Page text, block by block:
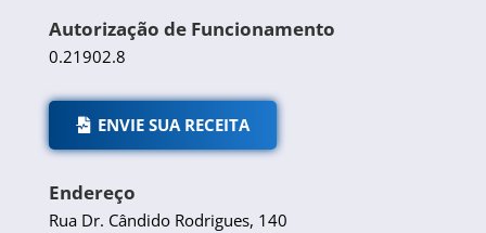
Autorização de Funcionamento
0.21902.8
ENVIE SUA RECEITA
Endereço
Rua Dr. Cândido Rodrigues, 140